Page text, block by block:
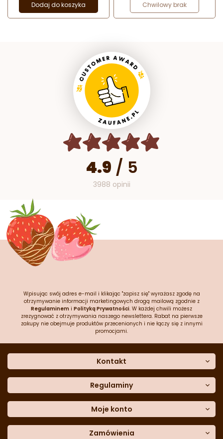
Dodaj do koszyka Chwilowy brak
4.9 / 5
3988 opinii
Wpisując swój adres e-mail i klikając "zapisz się" wyrażasz zgodę na
otrzymywanie informacji marketingowych drogą mailową zgodnie z
Regulaminem i Polityką Prywatności. W każdej chwili możesz
zrezygnować z otrzymywania naszego newslettera. Rabat na pierwsze
zakupy nie obejmuje produktów przecenionych i nie łączy się z innymi
promocjami.
Kontakt
Dane kontaktowe
Często zadawane pytania
Sklep stacjonarny
Formularz kontaktowy
Blog
Regulaminy
Polityka prywatności
Polityka cookies
Polityka reklamacji
Moje konto
Moje dane
Zamówienia